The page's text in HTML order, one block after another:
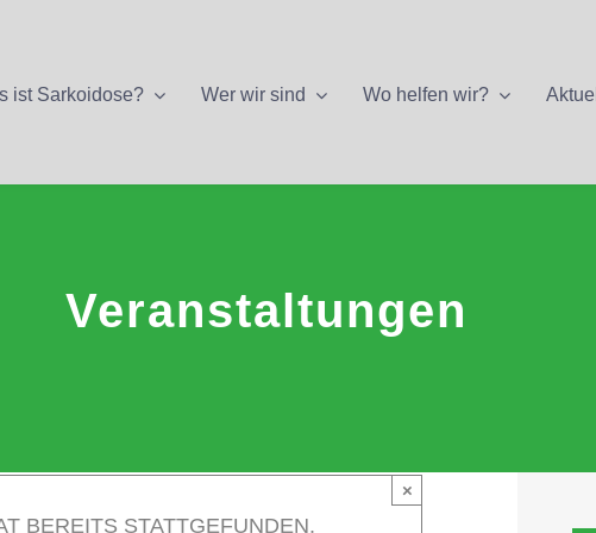
ist Sarkoidose? Wer wir sind Wo helfen wir? Aktuell
Veranstaltungen
BEREITS STATTGEFUNDEN.
×